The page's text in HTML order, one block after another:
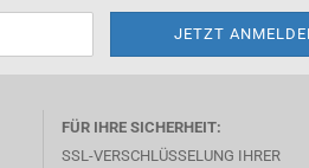
FÜR IHRE SICHERHEIT:
SSL-VERSCHLÜSSELUNG IHRER